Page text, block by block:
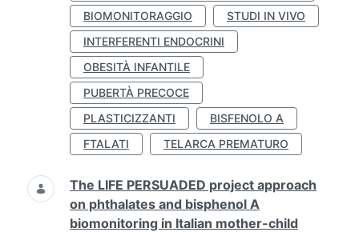
BIOMONITORAGGIO
STUDI IN VIVO
INTERFERENTI ENDOCRINI
OBESITÀ INFANTILE
PUBERTÀ PRECOCE
PLASTICIZZANTI
BISFENOLO A
FTALATI
TELARCA PREMATURO
The LIFE PERSUADED project approach
on phthalates and bisphenol A
biomonitoring in Italian mother-child